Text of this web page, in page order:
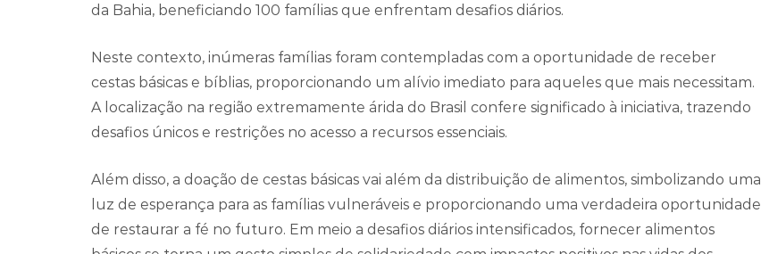
da Bahia, beneficiando 100 famílias que enfrentam desafios diários.
Neste contexto, inúmeras famílias foram contempladas com a oportunidade de receber
cestas básicas e bíblias, proporcionando um alívio imediato para aqueles que mais necessitam.
A localização na região extremamente árida do Brasil confere significado à iniciativa, trazendo
desafios únicos e restrições no acesso a recursos essenciais.
Além disso, a doação de cestas básicas vai além da distribuição de alimentos, simbolizando uma
luz de esperança para as famílias vulneráveis e proporcionando uma verdadeira oportunidade
de restaurar a fé no futuro. Em meio a desafios diários intensificados, fornecer alimentos